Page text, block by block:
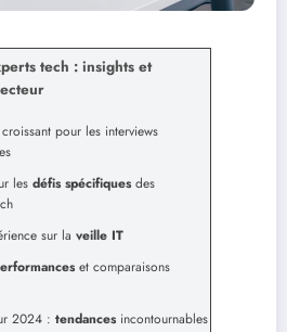
tech : insights et
croissant pour les interviews
les défis spécifiquesdes
sur la veille IT
et comparaisons
2024 : tendancesincontournables